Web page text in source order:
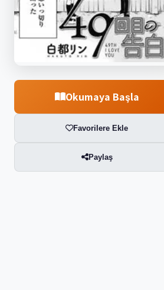
Okumaya Başla
Favorilere Ekle
Paylaş